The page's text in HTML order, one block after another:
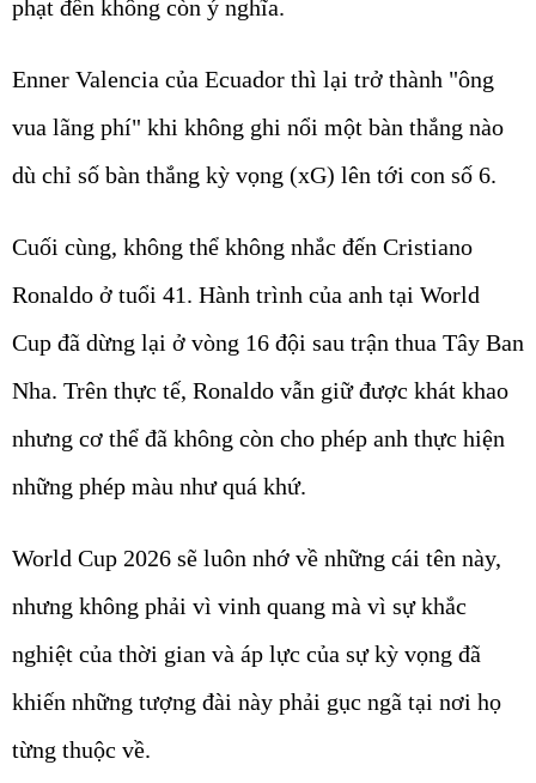
phạt đền không còn ý nghĩa.
Enner Valencia của Ecuador thì lại trở thành "ông
vua lãng phí" khi không ghi nổi một bàn thắng nào
dù chỉ số bàn thắng kỳ vọng (xG) lên tới con số 6.
Cuối cùng, không thể không nhắc đến Cristiano
Ronaldo ở tuổi 41. Hành trình của anh tại World
Cup đã dừng lại ở vòng 16 đội sau trận thua Tây Ban
Nha. Trên thực tế, Ronaldo vẫn giữ được khát khao
nhưng cơ thể đã không còn cho phép anh thực hiện
những phép màu như quá khứ.
World Cup 2026 sẽ luôn nhớ về những cái tên này,
nhưng không phải vì vinh quang mà vì sự khắc
nghiệt của thời gian và áp lực của sự kỳ vọng đã
khiến những tượng đài này phải gục ngã tại nơi họ
từng thuộc về.